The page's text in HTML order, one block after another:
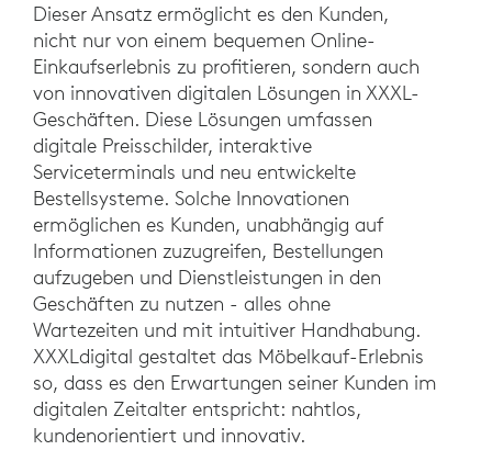
Dieser Ansatz ermöglicht es den Kunden,
nicht nur von einem bequemen Online-
Einkaufserlebnis zu profitieren, sondern auch
von innovativen digitalen Lösungen in XXXL-
Geschäften. Diese Lösungen umfassen
digitale Preisschilder, interaktive
Serviceterminals und neu entwickelte
Bestellsysteme. Solche Innovationen
ermöglichen es Kunden, unabhängig auf
Informationen zuzugreifen, Bestellungen
aufzugeben und Dienstleistungen in den
Geschäften zu nutzen - alles ohne
Wartezeiten und mit intuitiver Handhabung.
XXXLdigital gestaltet das Möbelkauf-Erlebnis
so, dass es den Erwartungen seiner Kunden im
digitalen Zeitalter entspricht: nahtlos,
kundenorientiert und innovativ.